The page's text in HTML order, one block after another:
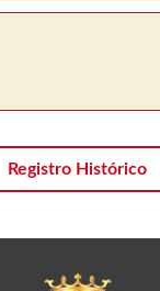
Registro Histórico